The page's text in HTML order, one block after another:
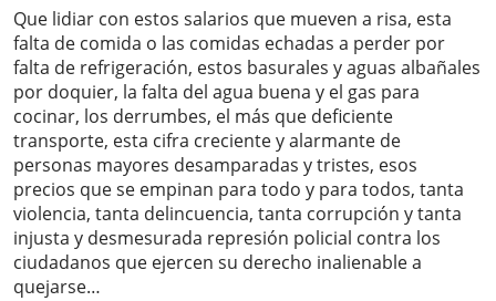
Que lidiar con estos salarios que mueven a risa, esta
falta de comida o las comidas echadas a perder por
falta de refrigeración, estos basurales y aguas albañales
por doquier, la falta del agua buena y el gas para
cocinar, los derrumbes, el más que deficiente
transporte, esta cifra creciente y alarmante de
personas mayores desamparadas y tristes, esos
precios que se empinan para todo y para todos, tanta
violencia, tanta delincuencia, tanta corrupción y tanta
injusta y desmesurada represión policial contra los
ciudadanos que ejercen su derecho inalienable a
quejarse…